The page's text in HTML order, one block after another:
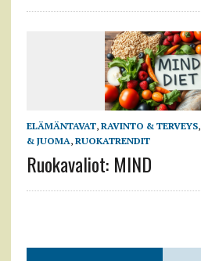
ELÄMÄNTAVAT, RAVINTO & TERVEYS,
& JUOMA, RUOKATRENDIT
Ruokavaliot: MIND